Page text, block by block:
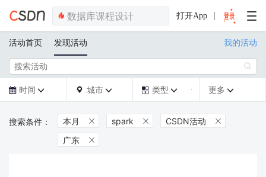
打开App
活动首页 发现活动 我的活动

 时间   城市   类型  更多 
本月  spark  CSDN活动 
广东 